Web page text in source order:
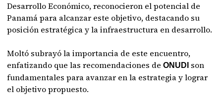
Desarrollo Económico, reconocieron el potencial de
Panamá para alcanzar este objetivo, destacando su
posición estratégica y la infraestructura en desarrollo.
Moltó subrayó la importancia de este encuentro,
enfatizando que las recomendaciones deONUDI son
fundamentales para avanzar en la estrategia y lograr
el objetivo propuesto.